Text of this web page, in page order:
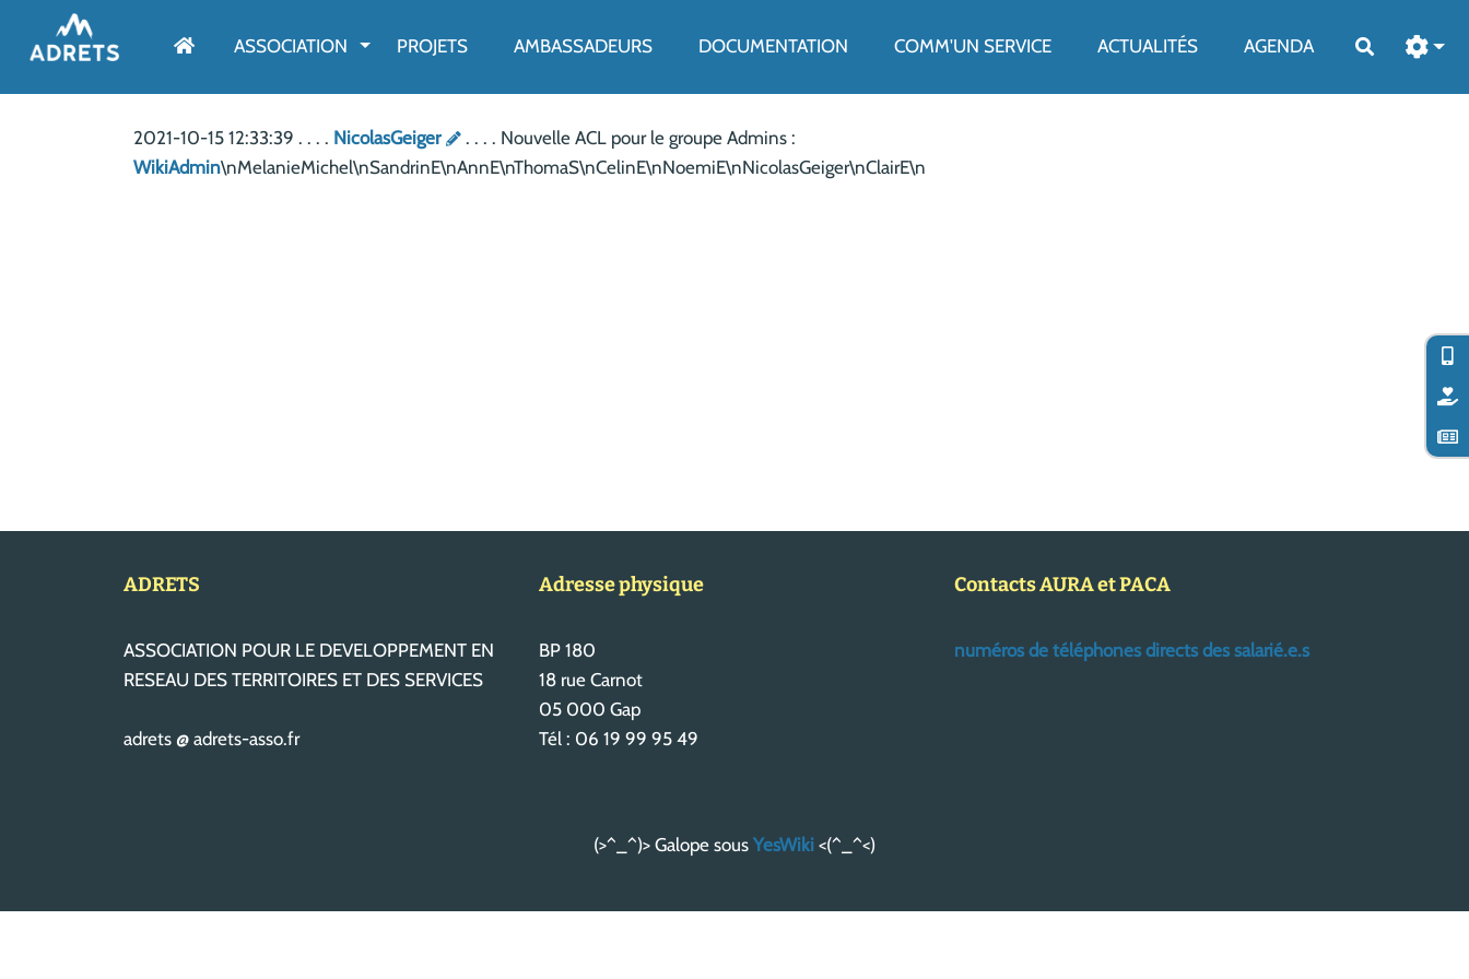
ASSOCIATION AFFICHER LE MENU
PROJETS AMBASSADEURS DOCUMENTATION COMM'UN SERVICE ACTUALITÉS AGENDA Rechercher
2021-10-15 12:33:39 . . . . NicolasGeiger
. . . . Nouvelle ACL pour le groupe Admins :
WikiAdmin\nMelanieMichel\nSandrinE\nAnnE\nThomaS\nCelinE\nNoemiE\nNicolasGeiger\nClairE\n
ADRETS
ASSOCIATION POUR LE DEVELOPPEMENT EN
RESEAU DES TERRITOIRES ET DES SERVICES
adrets @ adrets-asso.fr
Adresse physique
BP 180
18 rue Carnot
05 000 Gap
Tél : 06 19 99 95 49
Contacts AURA et PACA
numéros de téléphones directs des salarié.e.s
(>^_^)> Galope sous YesWiki <(^_^<)